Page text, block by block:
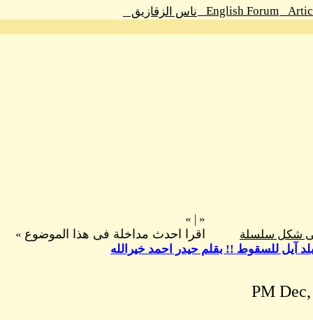
English Forum ناس الزقازيق
شكل سلسلة
«
|
»
اقرا احدث مداخلة فى هذا الموضوع »
آيل للسقوط !! بقلم حيدر احمد خيرالله